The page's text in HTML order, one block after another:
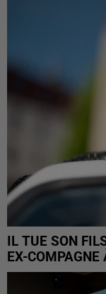
IL TUE SON
EX-COMPAGNE